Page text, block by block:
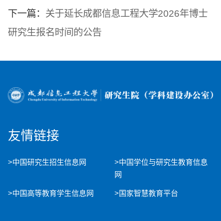
下一篇： 关于延长成都信息工程大学2026年博士
研究生报名时间的公告
友情链接
>中国研究生招生信息网
>中国学位与研究生教育信息
网
>中国高等教育学生信息网 >国家智慧教育平台